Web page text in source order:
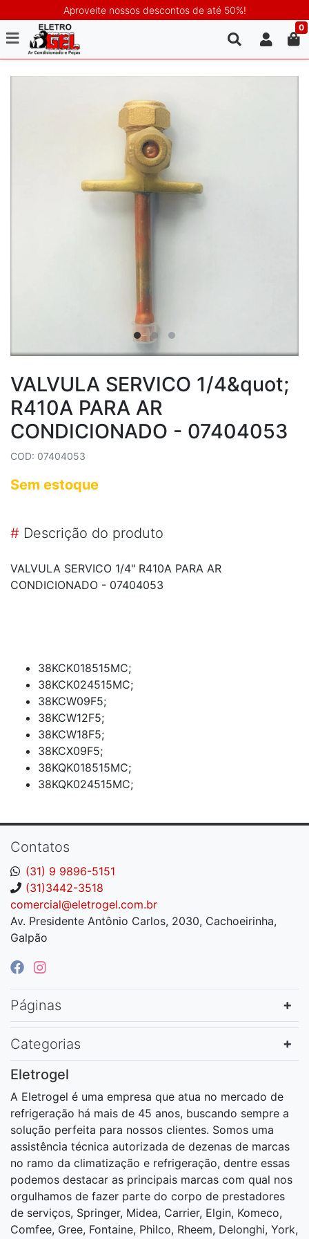
Aproveite nossos descontos de até 50%!
0
VALVULA SERVICO 1/4&quot;
R410A PARA AR
CONDICIONADO - 07404053
COD: 07404053
Sem estoque
# Descrição do produto
VALVULA SERVICO 1/4" R410A PARA AR
CONDICIONADO - 07404053
38KCK018515MC;
38KCK024515MC;
38KCW09F5;
38KCW12F5;
38KCW18F5;
38KCX09F5;
38KQK018515MC;
38KQK024515MC;
Contatos
(31) 9 9896-5151
(31)3442-3518
comercial@eletrogel.com.br
Av. Presidente Antônio Carlos, 2030, Cachoeirinha,
Galpão
Páginas
Categorias
Eletrogel
A Eletrogel é uma empresa que atua no mercado de
refrigeração há mais de 45 anos, buscando sempre a
solução perfeita para nossos clientes. Somos uma
assistência técnica autorizada de dezenas de marcas
no ramo da climatização e refrigeração, dentre essas
podemos destacar as principais marcas com qual nos
orgulhamos de fazer parte do corpo de prestadores
de serviços, Springer, Midea, Carrier, Elgin, Komeco,
Comfee, Gree, Fontaine, Philco, Rheem, Delonghi, York,